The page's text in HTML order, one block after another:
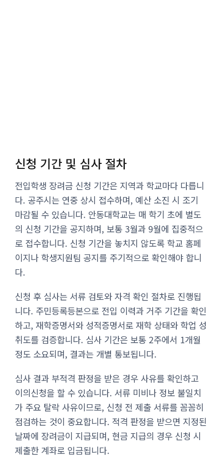
신청 기간 및 심사 절차
전입학생 장려금 신청 기간은 지역과 학교마다 다릅니
다. 공주시는 연중 상시 접수하며, 예산 소진 시 조기
마감될 수 있습니다. 안동대학교는 매 학기 초에 별도
의 신청 기간을 공지하며, 보통 3월과 9월에 집중적으
로 접수합니다. 신청 기간을 놓치지 않도록 학교 홈페
이지나 학생지원팀 공지를 주기적으로 확인해야 합니
다.
신청 후 심사는 서류 검토와 자격 확인 절차로 진행됩
니다. 주민등록등본으로 전입 이력과 거주 기간을 확인
하고, 재학증명서와 성적증명서로 재학 상태와 학업 성
취도를 검증합니다. 심사 기간은 보통 2주에서 1개월
정도 소요되며, 결과는 개별 통보됩니다.
심사 결과 부적격 판정을 받은 경우 사유를 확인하고
이의신청을 할 수 있습니다. 서류 미비나 정보 불일치
가 주요 탈락 사유이므로, 신청 전 제출 서류를 꼼꼼히
점검하는 것이 중요합니다. 적격 판정을 받으면 지정된
날짜에 장려금이 지급되며, 현금 지급의 경우 신청 시
제출한 계좌로 입금됩니다.